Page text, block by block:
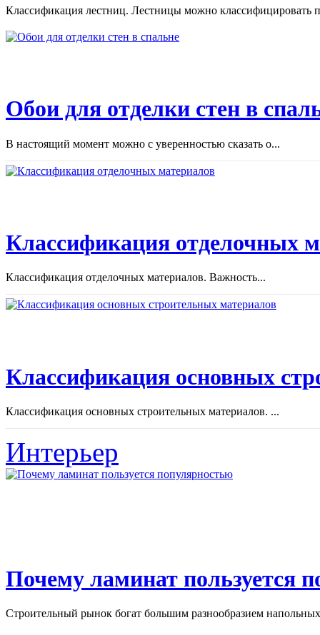
Классификация лестниц. Лестницы можно классифицировать
Обои для отделки стен в
В настоящий момент можно с уверенностью сказать о...
Классификация отделочных
Классификация отделочных материалов. Важность...
Классификация основных
Классификация основных строительных материалов. ...
Интерьер
Почему ламинат пользуется
Строительный рынок богат большим разнообразием